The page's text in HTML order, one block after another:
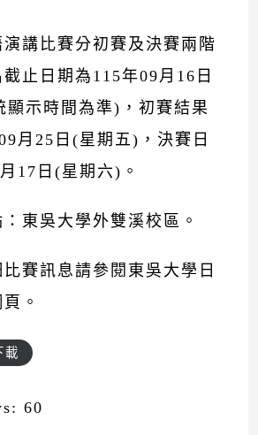
講比賽分初賽及決賽兩階
止日期為115年09月16日
示時間為準)，初賽結果
月25日(星期五)，決賽日
17日(星期六)。
東吳大學外雙溪校區。
賽訊息請參閱東吳大學日
。
載
60